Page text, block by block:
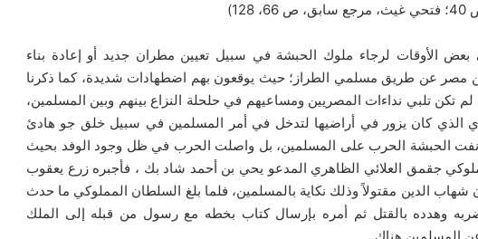
الأوقات لرجاء ملوك الحبشة في سبيل تعيين مطران جديد أو إعادة بناء
من مصر عن طريق مسلمي الطراز؛ حيث يوقعون بهم اضطهادات شديدة، كما ذكرنا
تكن تلبي نداءات المصريين ومساعيهم في حلحلة النزاع بينهم وبين المسلمين،
الذي كان يزور في أراضيها لتدخل في أمر المسلمين في سبيل خلق جو هادئ
الحبشة الحرب على المسلمين، بل واصلت الحرب في ظل وجود الوفد بحيث
جقمق العلائي الظاهري المدعو يحي بن أحمد شاد بك ، فأجبره زرع يعقوب
الدين مقتولاً وذلك نكاية بالمسلمين، فلما بلغ السلطان المملوكي ما حدث
وهدده بالقتل ثم أمره بإرسال كتاب بخطه مع رسول من قبله إلى الملك